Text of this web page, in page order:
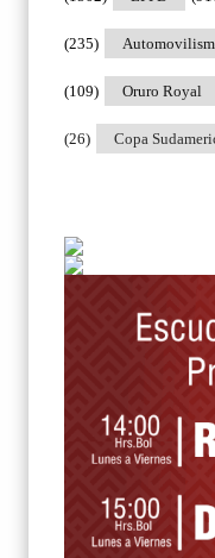
(235)
Oruro Royal
(109)
Copa
(26)